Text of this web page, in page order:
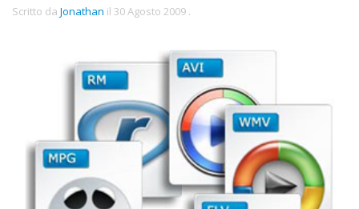
Scritto da Jonathan il 30 Agosto 2009 .